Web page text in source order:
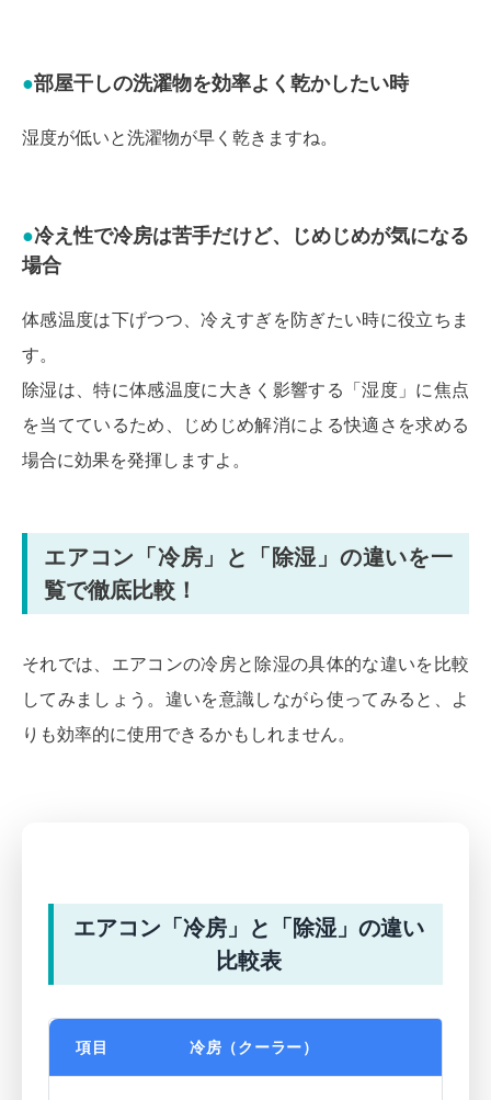
部屋干しの洗濯物を効率よく乾かしたい時
湿度が低いと洗濯物が早く乾きますね。
冷え性で冷房は苦手だけど、じめじめが気になる
場合
体感温度は下げつつ、冷えすぎを防ぎたい時に役立ちま
す。
除湿は、特に体感温度に大きく影響する「湿度」に焦点
を当てているため、じめじめ解消による快適さを求める
場合に効果を発揮しますよ。
エアコン「冷房」と「除湿」の違いを一
覧で徹底比較！
それでは、エアコンの冷房と除湿の具体的な違いを比較
してみましょう。違いを意識しながら使ってみると、よ
りも効率的に使用できるかもしれません。
エアコン「冷房」と「除湿」の違い
比較表
項目 冷房（クーラー）